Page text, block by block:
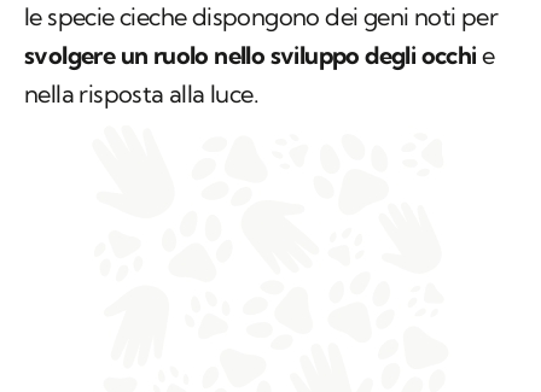
le specie cieche dispongono dei geni noti per
svolgere un ruolo nello sviluppo degli occhi e
nella risposta alla luce.